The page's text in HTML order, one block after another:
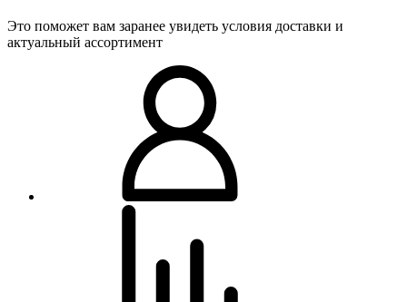
Это поможет вам заранее увидеть условия доставки и
актуальный ассортимент